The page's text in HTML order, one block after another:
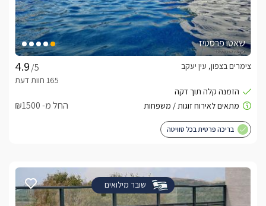
שאטו פרסטיז
/5
צימרים בצפון, עין יעקב
החל מ- ₪1500
בריכה פרטית בכל סוויטה
שובר מילואים